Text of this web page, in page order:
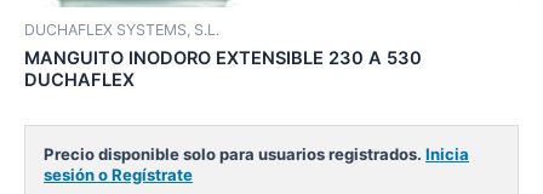
DUCHAFLEX SYSTEMS, S.L.
MANGUITO INODORO EXTENSIBLE 230 A 530
DUCHAFLEX
Precio disponible solo para usuarios registrados. Inicia
sesión o Regístrate